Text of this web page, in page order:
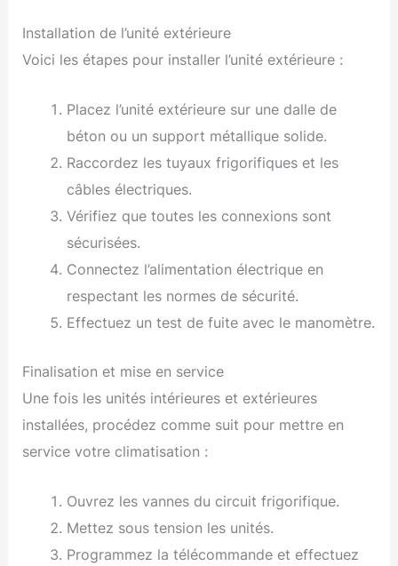
Installation de l’unité extérieure
Voici les étapes pour installer l’unité extérieure :
Placez l’unité extérieure sur une dalle de
béton ou un support métallique solide.
Raccordez les tuyaux frigorifiques et les
câbles électriques.
Vérifiez que toutes les connexions sont
sécurisées.
Connectez l’alimentation électrique en
respectant les normes de sécurité.
Effectuez un test de fuite avec le manomètre.
Finalisation et mise en service
Une fois les unités intérieures et extérieures
installées, procédez comme suit pour mettre en
service votre climatisation :
Ouvrez les vannes du circuit frigorifique.
Mettez sous tension les unités.
Programmez la télécommande et effectuez